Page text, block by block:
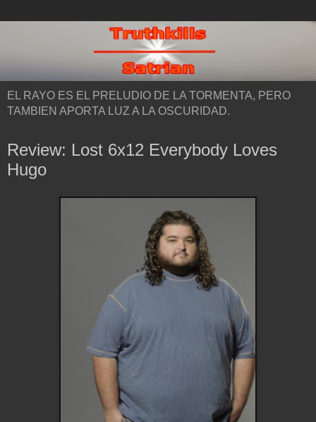
EL RAYO ES EL PRELUDIO DE LA TORMENTA, PERO
TAMBIEN APORTA LUZ A LA OSCURIDAD.
Review: Lost 6x12 Everybody Loves
Hugo